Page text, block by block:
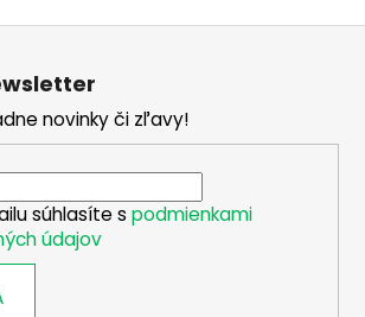
novinky či zľavy!
súhlasíte s podmienkami
údajov